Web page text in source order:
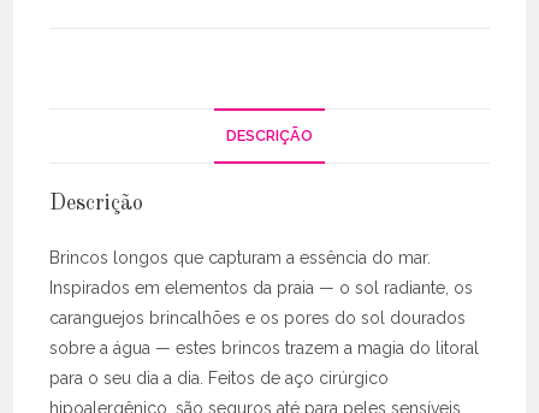
DESCRIÇÃO
Descrição
Brincos longos que capturam a essência do mar.
Inspirados em elementos da praia — o sol radiante, os
caranguejos brincalhões e os pores do sol dourados
sobre a água — estes brincos trazem a magia do litoral
para o seu dia a dia. Feitos de aço cirúrgico
hipoalergênico, são seguros até para peles sensíveis.